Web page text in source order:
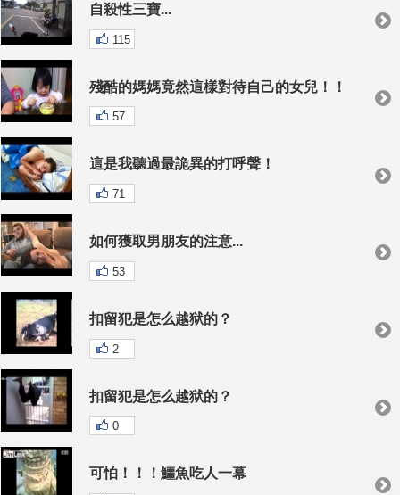
自殺性三寶...
115
殘酷的媽媽竟然這樣對待自己的女兒！！
57
這是我聽過最詭異的打呼聲！
71
如何獲取男朋友的注意...
53
扣留犯是怎么越狱的？
2
扣留犯是怎么越狱的？
0
可怕！！！鱷魚吃人一幕